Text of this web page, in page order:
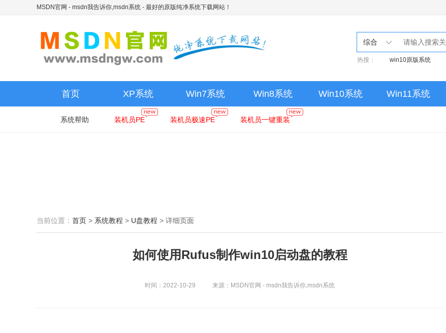
MSDN官网 - msdn我告诉你,msdn系统 - 最好的原版纯净系统下载网站！
综合
热搜： win10原版系统
首页 XP系统 Win7系统 Win8系统 Win10系统 Win11系统
系统帮助 装机员PE 装机员极速PE 装机员一键重装
当前位置： 首页 > 系统教程 > U盘教程 > 详细页面
如何使用Rufus制作win10启动盘的教程
时间：2022-10-29 来源：MSDN官网 - msdn我告诉你,msdn系统